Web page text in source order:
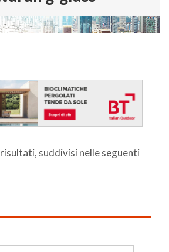
risultati, suddivisi nelle seguenti